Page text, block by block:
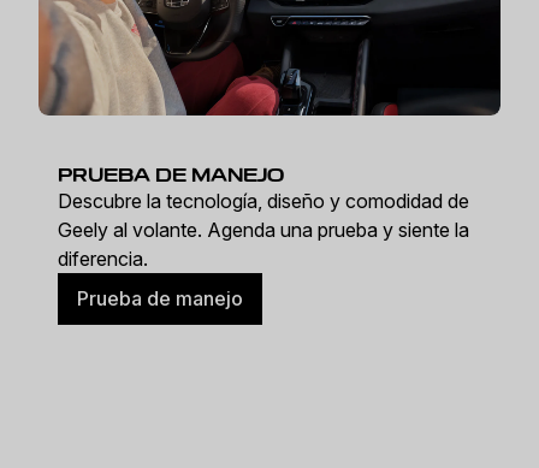
PRUEBA DE MANEJO
Descubre la tecnología, diseño y comodidad de
Geely al volante. Agenda una prueba y siente la
diferencia.
Prueba de manejo